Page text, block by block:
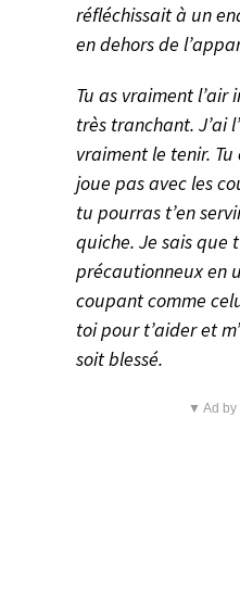
réfléchissait à un
en dehors de
Tu as vraiment l’air
très tranchant. J’ai
vraiment le tenir.
joue pas avec les
tu pourras t’en
quiche. Je sais que
précautionneux en
coupant comme
toi pour t’aider et
soit blessé.
▼ Ad by